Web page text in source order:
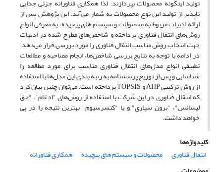
تولید اینگونه محصولات بپردازند. لذا همکاری فناورانه جزئی جدایی
ناپذیر از تولید این نوع محصولات به شمار می‌آید. این پژوهش پس از
ارائه ادبیات مربوط به محصولات و سیستم های پیچیده، به معرفی انواع
روش‌های انتقال فناوری پرداخته و شاخص‌های مطرح شده در ادبیات
جهت انتخاب روش مناسب انتقال فناوری را مورد بررسی قرار می‌دهد.
در ادامه با توجه به نتایج بررسی شاخص‌ها، انجام مصاحبه و مطالعات
تطبیقی انواع مدل‌های انتقال فناوری مناسب برای مورد مطالعه را
شناسایی و پس از توزیع پرسشنامه به رتبه بندی این مدل‌ها با استفاده
از روش ترکیبی AHP و TOPSIS پرداخته است. می‌توان چنین بیان کرد
که انتقال فناوری در این شرکت با استفاده از روش‌های "ادغام"، "حق
لیسانس"، "برون سپاری" و یا "کنسرسیوم" بهترین نتیجه را در پی
خواهد داشت.
کلیدواژه‌ها
انتقال فناوری
محصولات و سیستم های پیچیده
همکاری فناورانه